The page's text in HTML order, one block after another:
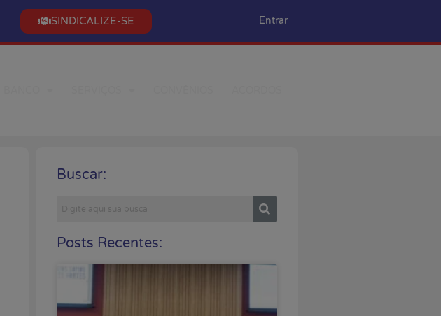
SINDICALIZE-SE Entrar
Buscar:
Posts Recentes: